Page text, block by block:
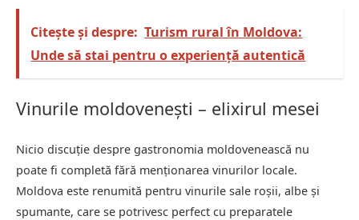
Citește și despre: Turism rural în Moldova:
Unde să stai pentru o experiență autentică
Vinurile moldovenești – elixirul mesei
Nicio discuție despre gastronomia moldovenească nu
poate fi completă fără menționarea vinurilor locale.
Moldova este renumită pentru vinurile sale roșii, albe și
spumante, care se potrivesc perfect cu preparatele